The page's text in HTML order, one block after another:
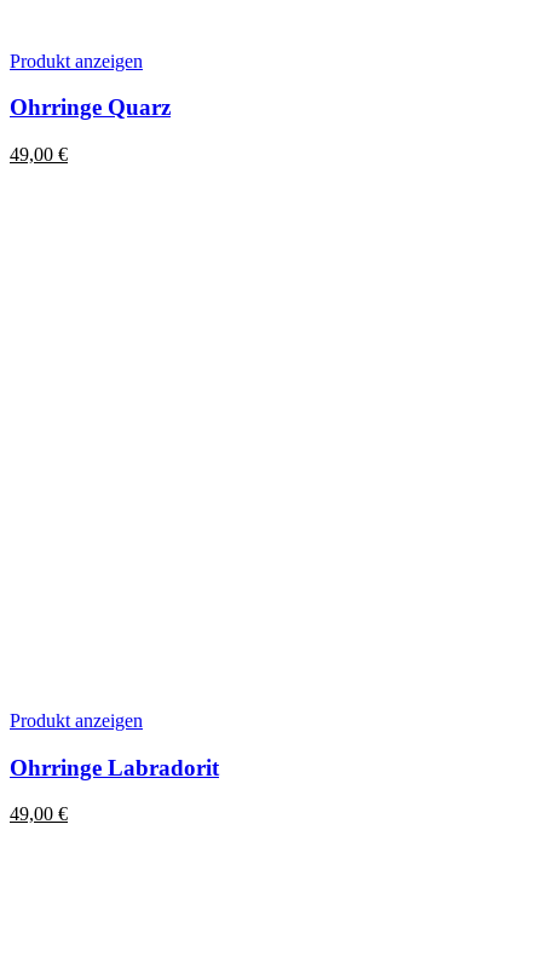
Produkt anzeigen
Ohrringe Quarz
49,00 €
Produkt anzeigen
Ohrringe Labradorit
49,00 €